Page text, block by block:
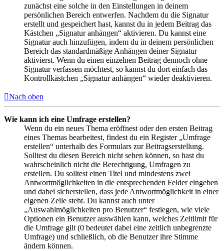
zunächst eine solche in den Einstellungen in deinem
persönlichen Bereich entwerfen. Nachdem du die Signatur
erstellt und gespeichert hast, kannst du in jedem Beitrag das
Kästchen „Signatur anhängen“ aktivieren. Du kannst eine
Signatur auch hinzufügen, indem du in deinem persönlichen
Bereich das standardmäßige Anhängen deiner Signatur
aktivierst. Wenn du einen einzelnen Beitrag dennoch ohne
Signatur verfassen möchtest, so kannst du dort einfach das
Kontrollkästchen „Signatur anhängen“ wieder deaktivieren.
Nach oben
Wie kann ich eine Umfrage erstellen?
Wenn du ein neues Thema eröffnest oder den ersten Beitrag
eines Themas bearbeitest, findest du ein Register „Umfrage
erstellen“ unterhalb des Formulars zur Beitragserstellung.
Solltest du diesen Bereich nicht sehen können, so hast du
wahrscheinlich nicht die Berechtigung, Umfragen zu
erstellen. Du solltest einen Titel und mindestens zwei
Antwortmöglichkeiten in die entsprechenden Felder eingeben
und dabei sicherstellen, dass jede Antwortmöglichkeit in einer
eigenen Zeile steht. Du kannst auch unter
„Auswahlmöglichkeiten pro Benutzer“ festlegen, wie viele
Optionen ein Benutzer auswählen kann, welches Zeitlimit für
die Umfrage gilt (0 bedeutet dabei eine zeitlich unbegrenzte
Umfrage) und schließlich, ob die Benutzer ihre Stimme
ändern können.